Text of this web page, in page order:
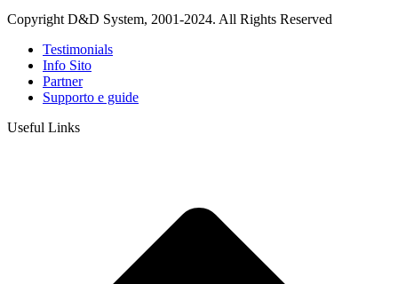
Copyright D&D System, 2001-2024. All Rights Reserved
Testimonials
Info Sito
Partner
Supporto e guide
Useful Links